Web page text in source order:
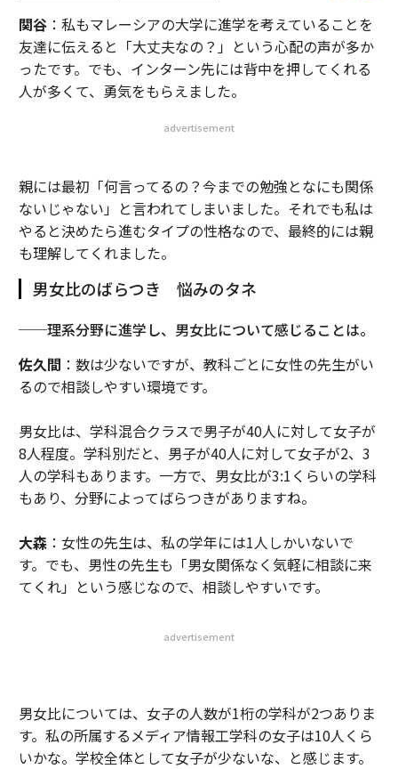
関谷：私もマレーシアの大学に進学を考えていることを
友達に伝えると「大丈夫なの？」という心配の声が多か
ったです。でも、インターン先には背中を押してくれる
人が多くて、勇気をもらえました。
advertisement
親には最初「何言ってるの？今までの勉強となにも関係
ないじゃない」と言われてしまいました。それでも私は
やると決めたら進むタイプの性格なので、最終的には親
も理解してくれました。
男女比のばらつき 悩みのタネ
──理系分野に進学し、男女比について感じることは。
佐久間 ：数は少ないですが、教科ごとに女性の先生がい
るので相談しやすい環境です。
男女比は、学科混合クラスで男子が40人に対して女子が
8人程度。学科別だと、男子が40人に対して女子が2、3
人の学科もあります。一方で、男女比が3:1くらいの学科
もあり、分野によってばらつきがありますね。
大森：女性の先生は、私の学年には1人しかいないで
す。でも、男性の先生も「男女関係なく気軽に相談に来
てくれ」という感じなので、相談しやすいです。
advertisement
男女比については、女子の人数が1桁の学科が2つありま
す。私の所属するメディア情報工学科の女子は10人くら
いかな。学校全体として女子が少ないな、と感じます。